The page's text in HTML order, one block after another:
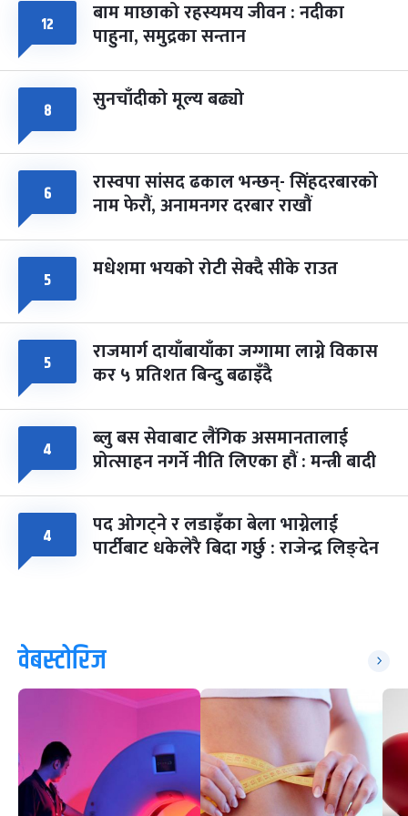
८ फागुपूर्णिमा
चैत्र ८, २०८३-Mar 22, 2027
७ महिना बाँकी
१२ बाम माछाको रहस्यमय जीवन : नदीका
पाहुना, समुद्रका सन्तान
८ सुनचाँदीको मूल्य बढ्यो
६ रास्वपा सांसद ढकाल भन्छन्- सिंहदरबारको
नाम फेरौं, अनामनगर दरबार राखौं
५ मधेशमा भयको रोटी सेक्दै सीके राउत
५ राजमार्ग दायाँबायाँका जग्गामा लाग्ने विकास
कर ५ प्रतिशत बिन्दु बढाइँदै
४ ब्लु बस सेवाबाट लैंगिक असमानतालाई
प्रोत्साहन नगर्ने नीति लिएका हौं : मन्त्री बादी
४ पद ओगट्ने र लडाइँका बेला भाग्नेलाई
पार्टीबाट धकेलेरै बिदा गर्छु : राजेन्द्र लिङ्देन
वेबस्टोरिज